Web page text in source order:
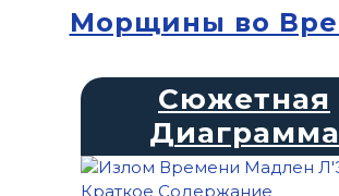
Морщины во
Сюжетная
Диаграмма